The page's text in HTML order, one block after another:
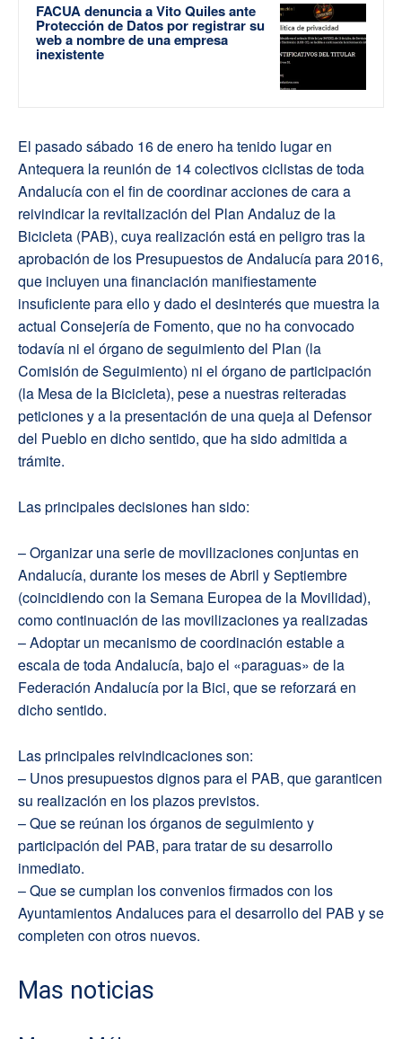
FACUA denuncia a Vito Quiles ante
Protección de Datos por registrar su
web a nombre de una empresa
inexistente
El pasado sábado 16 de enero ha tenido lugar en
Antequera la reunión de 14 colectivos ciclistas de toda
Andalucía con el fin de coordinar acciones de cara a
reivindicar la revitalización del Plan Andaluz de la
Bicicleta (PAB), cuya realización está en peligro tras la
aprobación de los Presupuestos de Andalucía para 2016,
que incluyen una financiación manifiestamente
insuficiente para ello y dado el desinterés que muestra la
actual Consejería de Fomento, que no ha convocado
todavía ni el órgano de seguimiento del Plan (la
Comisión de Seguimiento) ni el órgano de participación
(la Mesa de la Bicicleta), pese a nuestras reiteradas
peticiones y a la presentación de una queja al Defensor
del Pueblo en dicho sentido, que ha sido admitida a
trámite.
Las principales decisiones han sido:
– Organizar una serie de movilizaciones conjuntas en
Andalucía, durante los meses de Abril y Septiembre
(coincidiendo con la Semana Europea de la Movilidad),
como continuación de las movilizaciones ya realizadas
– Adoptar un mecanismo de coordinación estable a
escala de toda Andalucía, bajo el «paraguas» de la
Federación Andalucía por la Bici, que se reforzará en
dicho sentido.
Las principales reivindicaciones son:
– Unos presupuestos dignos para el PAB, que garanticen
su realización en los plazos previstos.
– Que se reúnan los órganos de seguimiento y
participación del PAB, para tratar de su desarrollo
inmediato.
– Que se cumplan los convenios firmados con los
Ayuntamientos Andaluces para el desarrollo del PAB y se
completen con otros nuevos.
Mas noticias